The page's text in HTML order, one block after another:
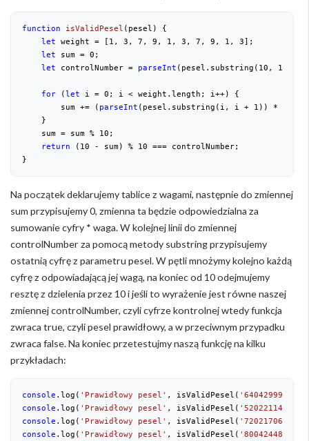
function isValidPesel ( pesel ) {
let weight = [ 1 , 3 , 7 , 9 , 1 , 3 , 7 , 9 , 1 , 3];
let sum = 0 ;
let controlNumber = parseInt (pesel.substring( 10 , 11
for (let i = 0 ; i < weight.length; i++) {
        sum += (
parseInt (pesel.substring(i, i + 1 )) *
    }
    sum = sum %
10 ;
return ( 10 - sum) % 10 === controlNumber;
}
Na początek deklarujemy tablice z wagami, następnie do zmiennej
sum przypisujemy 0, zmienna ta będzie odpowiedzialna za
sumowanie cyfry * waga. W kolejnej linii do zmiennej
controlNumber za pomocą metody substring przypisujemy
ostatnią cyfrę z parametru pesel. W pętli mnożymy kolejno każdą
cyfrę z odpowiadającą jej wagą, na koniec od 10 odejmujemy
resztę z dzielenia przez 10 i jeśli to wyrażenie jest równe naszej
zmiennej controlNumber, czyli cyfrze kontrolnej wtedy funkcja
zwraca true, czyli pesel prawidłowy, a w przeciwnym przypadku
zwraca false. Na koniec przetestujmy naszą funkcję na kilku
przykładach:
console .log( 'Prawidłowy pesel' , isValidPesel( '64042999928'
console .log( 'Prawidłowy pesel' , isValidPesel( '52022114478'
console .log( 'Prawidłowy pesel' , isValidPesel( '72021706812'
console .log( 'Prawidłowy pesel' , isValidPesel( '80042448774'